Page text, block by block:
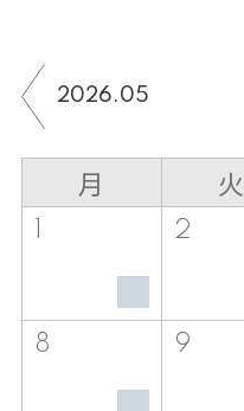
2026.05
月 火
2
8 9